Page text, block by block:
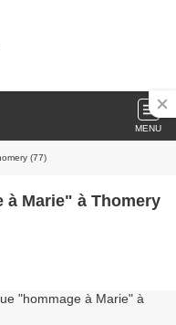
MENU
(77)
à Marie" à Thomery